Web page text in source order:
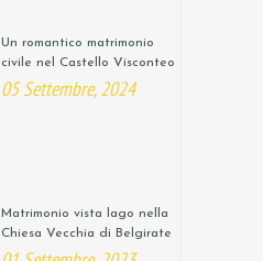
Un romantico matrimonio
civile nel Castello Visconteo
05 Settembre, 2024
Matrimonio vista lago nella
Chiesa Vecchia di Belgirate